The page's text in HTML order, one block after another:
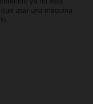
usar una máquina